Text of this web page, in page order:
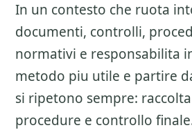
In un contesto che ruota
documenti, controlli,
normativi e responsabilita
metodo piu utile e partire
si ripetono sempre:
procedure e controllo